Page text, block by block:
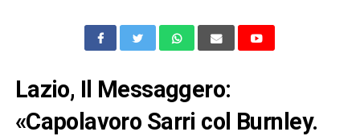
Lazio, Il Messaggero:
«Capolavoro Sarri col Burnley.